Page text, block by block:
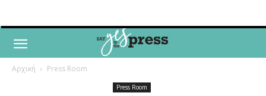
Αρχική Press Room
Press Room